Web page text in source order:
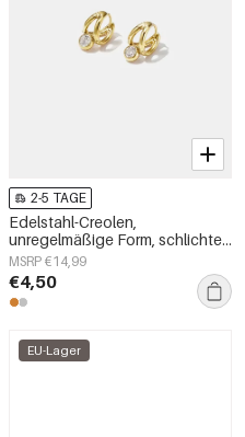
2-5 TAGE
Edelstahl-Creolen,
unregelmäßige Form, schlichte
Alltags-Serie, Damenschmuck
MSRP €14,99
€4,50
EU-Lager